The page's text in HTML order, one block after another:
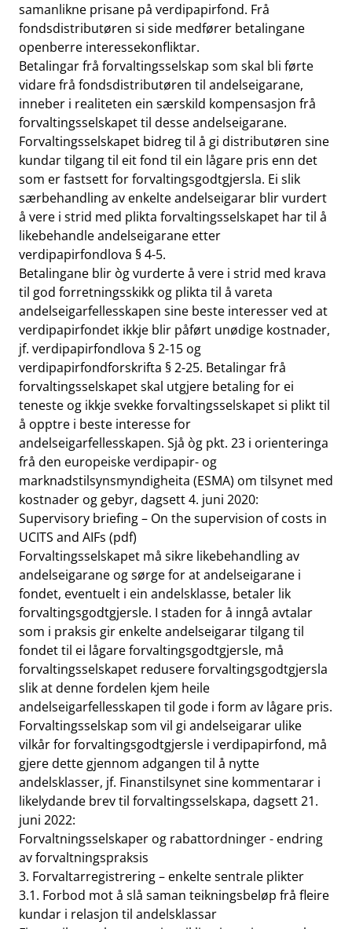
samanlikne prisane på verdipapirfond. Frå
fondsdistributøren si side medfører betalingane
openberre interessekonfliktar.
Betalingar frå forvaltingsselskap som skal bli førte
vidare frå fondsdistributøren til andelseigarane,
inneber i realiteten ein særskild kompensasjon frå
forvaltingsselskapet til desse andelseigarane.
Forvaltingsselskapet bidreg til å gi distributøren sine
kundar tilgang til eit fond til ein lågare pris enn det
som er fastsett for forvaltingsgodtgjersla. Ei slik
særbehandling av enkelte andelseigarar blir vurdert
å vere i strid med plikta forvaltingsselskapet har til å
likebehandle andelseigarane etter
verdipapirfondlova § 4-5.
Betalingane blir òg vurderte å vere i strid med krava
til god forretningsskikk og plikta til å vareta
andelseigarfellesskapen sine beste interesser ved at
verdipapirfondet ikkje blir påført unødige kostnader,
jf. verdipapirfondlova § 2-15 og
verdipapirfondforskrifta § 2-25. Betalingar frå
forvaltingsselskapet skal utgjere betaling for ei
teneste og ikkje svekke forvaltingsselskapet si plikt til
å opptre i beste interesse for
andelseigarfellesskapen. Sjå òg pkt. 23 i orienteringa
frå den europeiske verdipapir- og
marknadstilsynsmyndigheita (ESMA) om tilsynet med
kostnader og gebyr, dagsett 4. juni 2020:
Supervisory briefing – On the supervision of costs in
UCITS and AIFs (pdf)
Forvaltingsselskapet må sikre likebehandling av
andelseigarane og sørge for at andelseigarane i
fondet, eventuelt i ein andelsklasse, betaler lik
forvaltingsgodtgjersle. I staden for å inngå avtalar
som i praksis gir enkelte andelseigarar tilgang til
fondet til ei lågare forvaltingsgodtgjersle, må
forvaltingsselskapet redusere forvaltingsgodtgjersla
slik at denne fordelen kjem heile
andelseigarfellesskapen til gode i form av lågare pris.
Forvaltingsselskap som vil gi andelseigarar ulike
vilkår for forvaltingsgodtgjersle i verdipapirfond, må
gjere dette gjennom adgangen til å nytte
andelsklasser, jf. Finanstilsynet sine kommentarar i
likelydande brev til forvaltingsselskapa, dagsett 21.
juni 2022:
Forvaltningsselskaper og rabattordninger - endring
av forvaltningspraksis
3. Forvaltarregistrering – enkelte sentrale plikter
3.1. Forbod mot å slå saman teikningsbeløp frå fleire
kundar i relasjon til andelsklassar